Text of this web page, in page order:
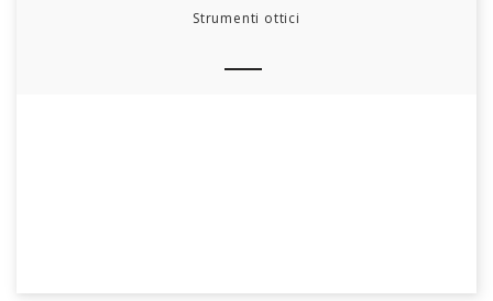
Strumenti ottici